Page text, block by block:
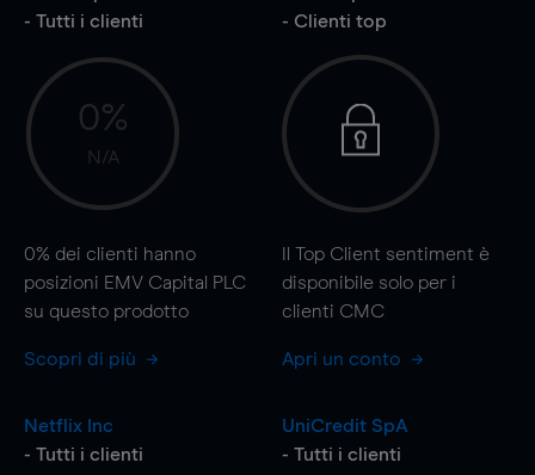
- Tutti i clienti
0%
N/A
0% dei clienti hanno
posizioni EMV Capital PLC
su questo prodotto
Scopri di più
- Clienti top
Il Top Client sentiment è
disponibile solo per i
clienti CMC
Apri un conto
Netflix Inc
- Tutti i clienti
UniCredit SpA
- Tutti i clienti